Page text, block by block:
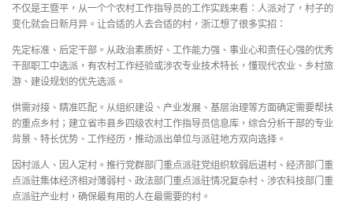
不仅是王暨平，从一个个农村工作指导员的工作实践来看：人派对了，村子的
变化就会日新月异。让合适的人去合适的村，浙江想了很多实招：
先定标准、后定干部。从政治素质好、工作能力强、事业心和责任心强的优秀
干部职工中选派，有农村工作经验或涉农专业技术特长，懂现代农业、乡村旅
游、建设规划的优先选派。
供需对接、精准匹配。从组织建设、产业发展、基层治理等方面确定需要帮扶
的重点乡村；建立省市县乡四级农村工作指导员信息库，综合分析干部的专业
背景、特长优势、工作经历，推动派出单位与派驻地方双向选择。
因村派人、因人定村。推行党群部门重点派驻党组织软弱后进村、经济部门重
点派驻集体经济相对薄弱村、政法部门重点派驻情况复杂村、涉农科技部门重
点派驻产业村，确保最有用的人在最需要的村。